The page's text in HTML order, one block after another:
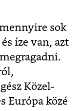
sok
íze van, azt
Közel-
Európa közé